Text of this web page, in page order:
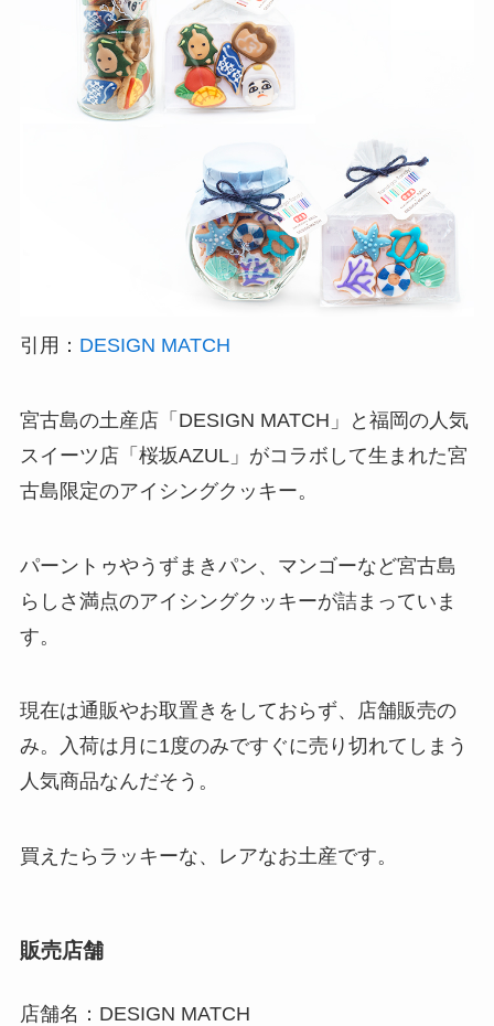
引用： DESIGN MATCH
宮古島の土産店「DESIGN MATCH」と福岡の人気
スイーツ店「桜坂AZUL」がコラボして生まれた宮
古島限定のアイシングクッキー。
パーントゥやうずまきパン、マンゴーなど宮古島
らしさ満点のアイシングクッキーが詰まっていま
す。
現在は通販やお取置きをしておらず、店舗販売の
み。入荷は月に1度のみですぐに売り切れてしまう
人気商品なんだそう。
買えたらラッキーな、レアなお土産です。
販売店舗
店舗名：DESIGN MATCH